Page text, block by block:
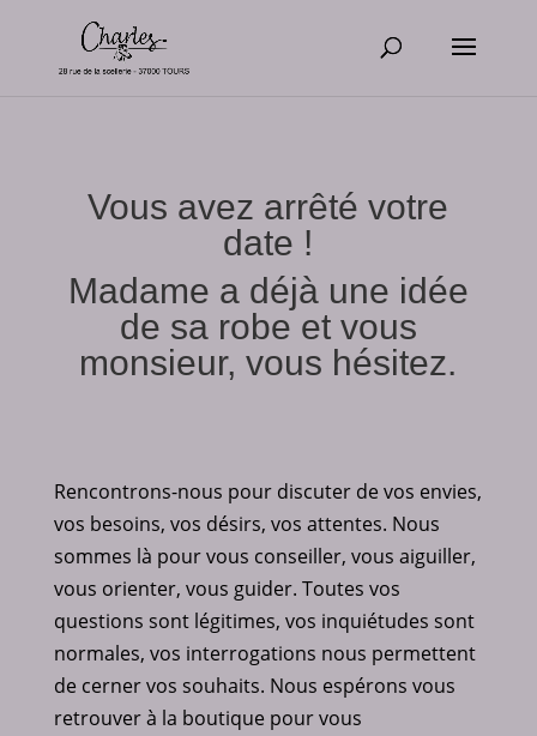
Vous avez arrêté votre
date !
Madame a déjà une idée
de sa robe et vous
monsieur, vous hésitez.
Rencontrons-nous pour discuter de vos envies,
vos besoins, vos désirs, vos attentes. Nous
sommes là pour vous conseiller, vous aiguiller,
vous orienter, vous guider. Toutes vos
questions sont légitimes, vos inquiétudes sont
normales, vos interrogations nous permettent
de cerner vos souhaits. Nous espérons vous
retrouver à la boutique pour vous